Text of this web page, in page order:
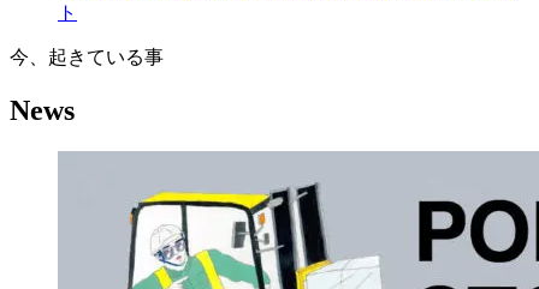
ト
今、起きている事
News